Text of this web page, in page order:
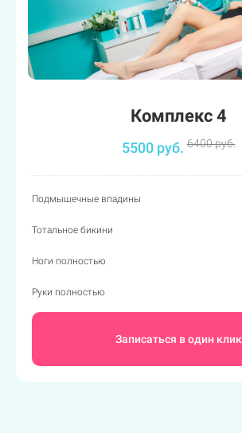
Комплекс 4
5500 руб. 6400 руб.
Подмышечные впадины
Тотальное бикини
Ноги полностью
Руки полностью
Записаться в один клик